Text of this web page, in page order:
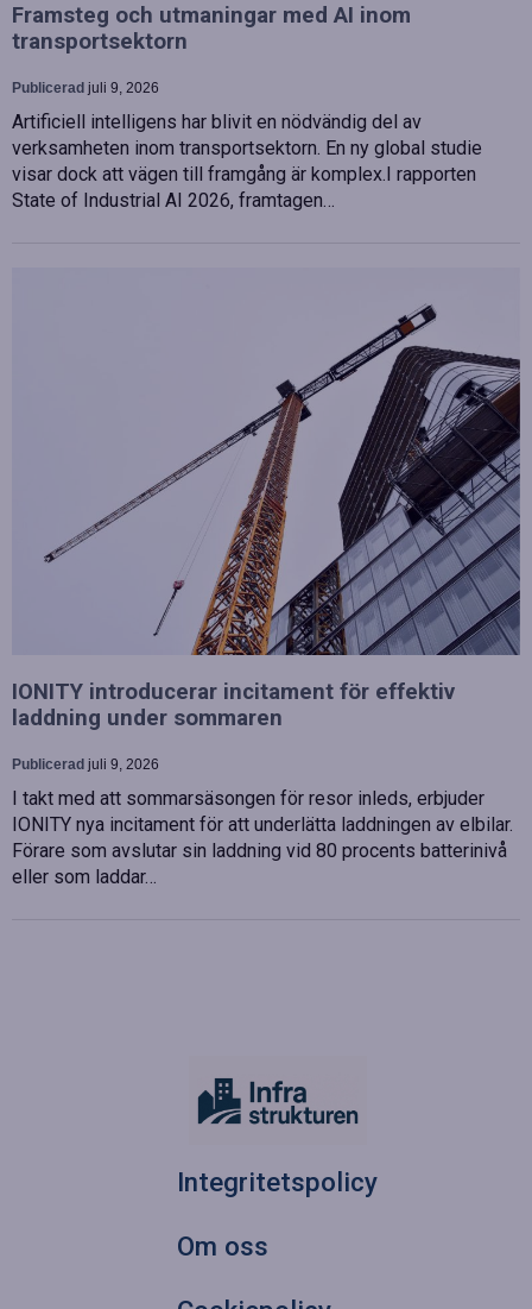
Framsteg och utmaningar med AI inom
transportsektorn
Publicerad juli 9, 2026
Artificiell intelligens har blivit en nödvändig del av
verksamheten inom transportsektorn. En ny global studie
visar dock att vägen till framgång är komplex.I rapporten
State of Industrial AI 2026, framtagen…
IONITY introducerar incitament för effektiv
laddning under sommaren
Publicerad juli 9, 2026
I takt med att sommarsäsongen för resor inleds, erbjuder
IONITY nya incitament för att underlätta laddningen av elbilar.
Förare som avslutar sin laddning vid 80 procents batterinivå
eller som laddar…
Integritetspolicy
Om oss